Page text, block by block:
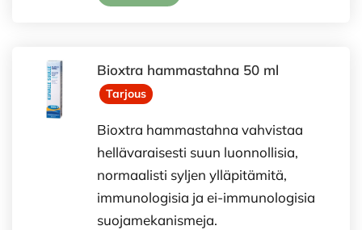
Bioxtra hammastahna 50 ml
Tarjous
Bioxtra hammastahna vahvistaa
hellävaraisesti suun luonnollisia,
normaalisti syljen ylläpitämitä,
immunologisia ja ei-immunologisia
suojamekanismeja.